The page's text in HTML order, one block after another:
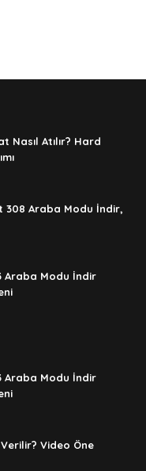
Nasıl Atılır? Hard
308 Araba Modu İndir,
Araba Modu İndir
Araba Modu İndir
Video Öne